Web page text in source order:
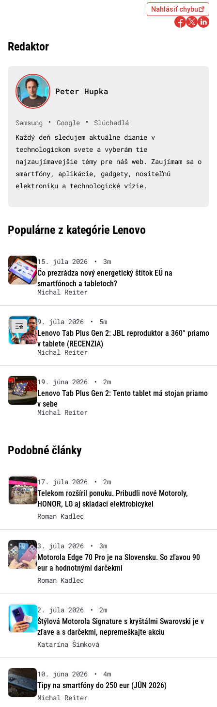
Nahlásiť chybu
Redaktor
Peter Hupka
Samsung • Google •
Slúchadlá
Každý deň sledujem aktuálne dianie v
technologickom svete a vyberám tie
najzaujímavejšie témy pre náš web. Zaujímam sa o
smartfóny, aplikácie, gadgety, nositeľnú
elektroniku a technologické vízie.
Populárne z kategórie Lenovo
15. júla 2026 •
3m
Čo prezrádza nový energetický štítok EÚ na
smartfónoch a tabletoch?
Michal Reiter
9. júla 2026 •
5m
Lenovo Tab Plus Gen 2: JBL reproduktor a 360° priamo
v tablete (RECENZIA)
Michal Reiter
19. júna 2026 •
2m
Lenovo Tab Plus Gen 2: Tento tablet má stojan priamo
v sebe
Michal Reiter
Podobné články
17. júla 2026 •
2m
Telekom rozšíril ponuku. Pribudli nové Motoroly,
HONOR, LG aj skladací elektrobicykel
Roman Kadlec
3. júla 2026 •
3m
Motorola Edge 70 Pro je na Slovensku. So zľavou 90
eur a hodnotnými darčekmi
Roman Kadlec
2. júla 2026 •
2m
Štýlová Motorola Signature s kryštálmi Swarovski je v
zľave a s darčekmi, nepremeškajte akciu
Katarína Šimková
10. júna 2026 •
4m
Tipy na smartfóny do 250 eur (JÚN 2026)
Michal Reiter